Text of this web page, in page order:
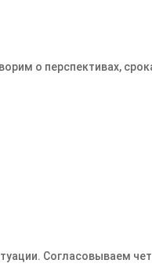
о перспективах,
Согласовываем